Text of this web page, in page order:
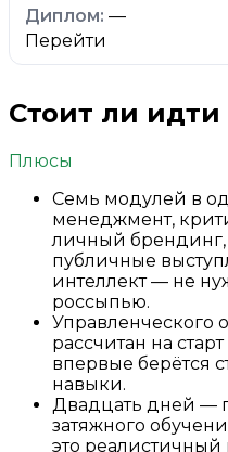
—
Перейти
Стоит ли идти
Плюсы
Семь модулей в
менеджмент,
личный
публичные
интеллект — не
россыпью.
Управленческого
рассчитан на
впервые берётся
навыки.
Двадцать дней —
затяжного
это реалистичный